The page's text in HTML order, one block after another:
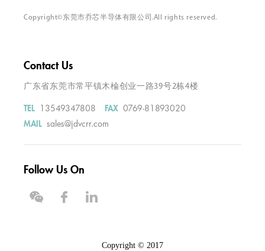
Copyright©东莞市乔芯半导体有限公司.All rights reserved.
Contact Us
广东省东莞市常平镇木棆创业一路39号2栋4楼
TEL 13549347808 FAX 0769-81893020
MAIL sales@jdvcrr.com
Follow Us On
Copyright © 2017